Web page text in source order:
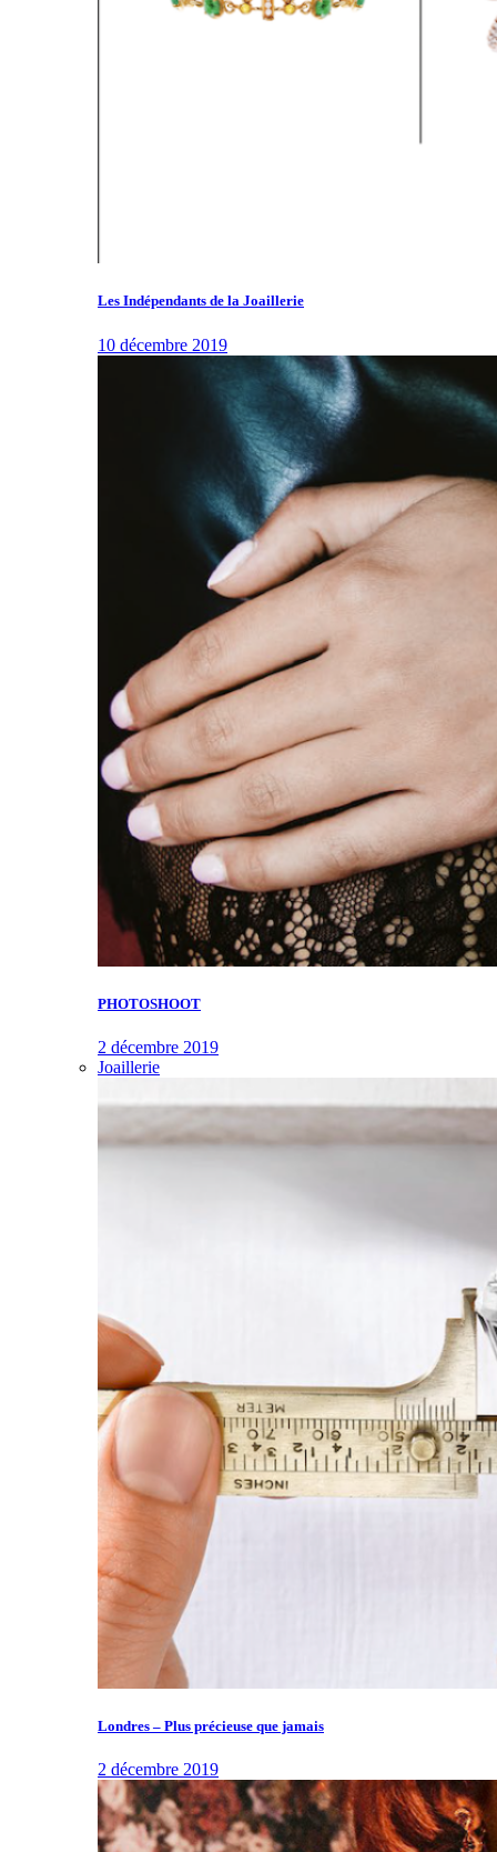
Les Indépendants de la Joaillerie
10 décembre 2019
PHOTOSHOOT
2 décembre 2019
Joaillerie
Londres – Plus précieuse que jamais
2 décembre 2019